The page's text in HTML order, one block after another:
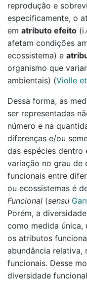
reprodução e
especificamente, o
em atributo efeito
afetam condições
ecossistema) e
organismo que
ambientais) (Violle
Dessa forma, as
ser representadas
número e na
diferenças e/ou
das espécies dentro
variação no grau de
funcionais entre
ou ecossistemas é
Funcional (sensu
Porém, a
como medida única,
os atributos
abundância relativa,
funcionais. Desse
diversidade